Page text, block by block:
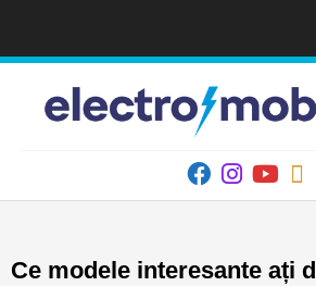
content
Ce modele interesante ați